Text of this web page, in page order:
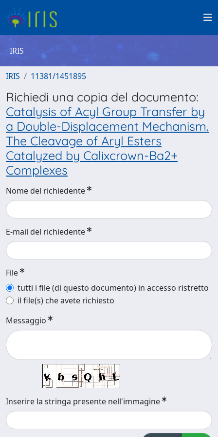
IRIS
IRIS 11381/1451895
Richiedi una copia del documento:
Catalysis of Acyl Group Transfer by
a Double-Displacement Mechanism.
The Cleavage of Aryl Esters
Catalyzed by Calixcrown-Ba2+
Complexes
Nome del richiedente
E-mail del richiedente
File
tutti i file (di questo documento) in accesso ristretto
il file(s) che avete richiesto
Messaggio
Inserire la stringa presente nell'immagine